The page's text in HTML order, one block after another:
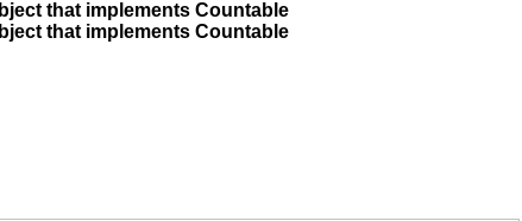
that implements Countable
that implements Countable